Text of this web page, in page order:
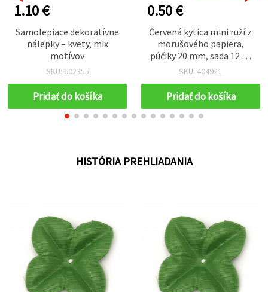
1.10 €
Samolepiace dekoratívne
nálepky – kvety, mix
motívov
SKU: 602355
Pridať do košíka
0.50 €
Červená kytica mini ruží z
morušového papiera,
púčiky 20 mm, sada 12 ks
so zelenými drôtenými
kvety na scrapbooking,
cardmaking a DIY
dekorácie
SKU: 404921
Pridať do košíka
HISTÓRIA PREHLIADANIA